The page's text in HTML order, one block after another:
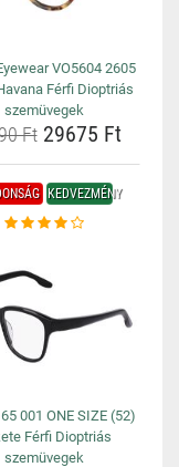
VO5604 2605
Férfi Dioptriás
szemüvegek
Ft29675 Ft
KEDVEZMÉNY
001 ONE SIZE (52)
Férfi Dioptriás
szemüvegek